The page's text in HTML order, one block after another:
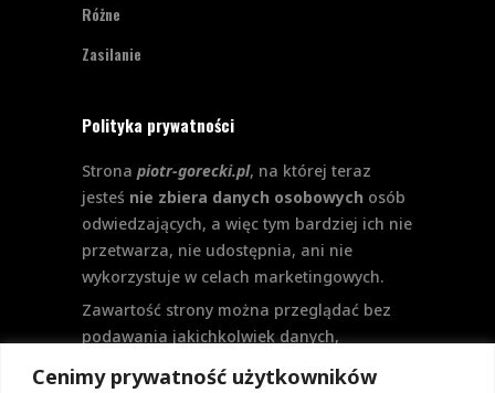
Cenimy prywatność użytkowników
Różne
Zasilanie
Polityka prywatności
Strona piotr-gorecki.pl, na której teraz
jesteś nie zbiera danych osobowych osób
odwiedzających, a więc tym bardziej ich nie
przetwarza, nie udostępnia, ani nie
wykorzystuje w celach marketingowych.
Zawartość strony można przeglądać bez
podawania jakichkolwiek danych,